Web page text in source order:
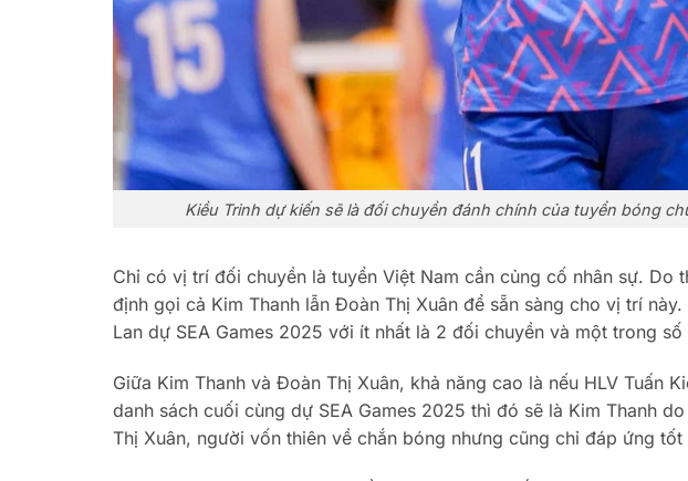
Kiều Trinh dự kiến sẽ là đối chuyền đánh chính của tuyển bóng
Chỉ có vị trí đối chuyền là tuyển Việt Nam cần củng cố nhân sự. Do
định gọi cả Kim Thanh lẫn Đoàn Thị Xuân để sẵn sàng cho vị trí
Lan dự SEA Games 2025 với ít nhất là 2 đối chuyền và một trong
Giữa Kim Thanh và Đoàn Thị Xuân, khả năng cao là nếu HLV Tuấn
danh sách cuối cùng dự SEA Games 2025 thì đó sẽ là Kim Thanh
Thị Xuân, người vốn thiên về chắn bóng nhưng cũng chỉ đáp ứng